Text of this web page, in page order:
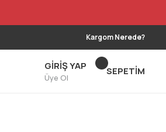
Kargom Nerede?
GİRİŞ YAP
Üye Ol
SEPETİM